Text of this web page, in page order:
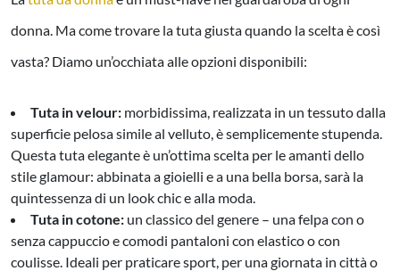
donna. Ma come trovare la tuta giusta quando la scelta è così
vasta? Diamo un’occhiata alle opzioni disponibili:
Tuta in velour: morbidissima, realizzata in un tessuto dalla
superficie pelosa simile al velluto, è semplicemente stupenda.
Questa tuta elegante è un’ottima scelta per le amanti dello
stile glamour: abbinata a gioielli e a una bella borsa, sarà la
quintessenza di un look chic e alla moda.
Tuta in cotone: un classico del genere – una felpa con o
senza cappuccio e comodi pantaloni con elastico o con
coulisse. Ideali per praticare sport, per una giornata in città o